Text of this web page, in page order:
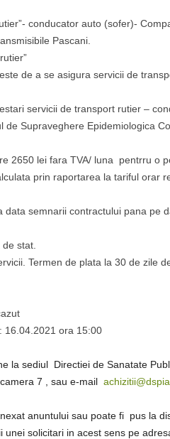
conducator auto (sofer)-
Pascani.
de a se asigura servicii de
servicii de transport rutier –
Supraveghere Epidemiologica
2650 lei fara TVA/ luna pentrru o
prin raportarea la tariful orar
data semnarii contractului pana pe
stat.
Termen de plata la 30 de zile
16.04.2021 ora 15:00
la sediul Directiei de Sanatate
7 , sau e-mail
anuntului sau poate fi pus la
solicitari in acest sens pe